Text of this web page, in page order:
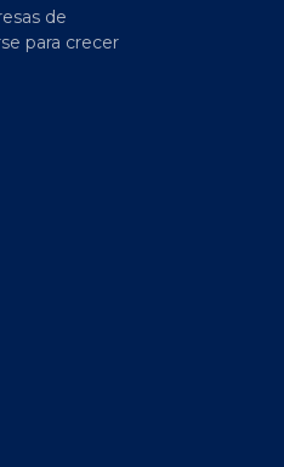
de
para crecer